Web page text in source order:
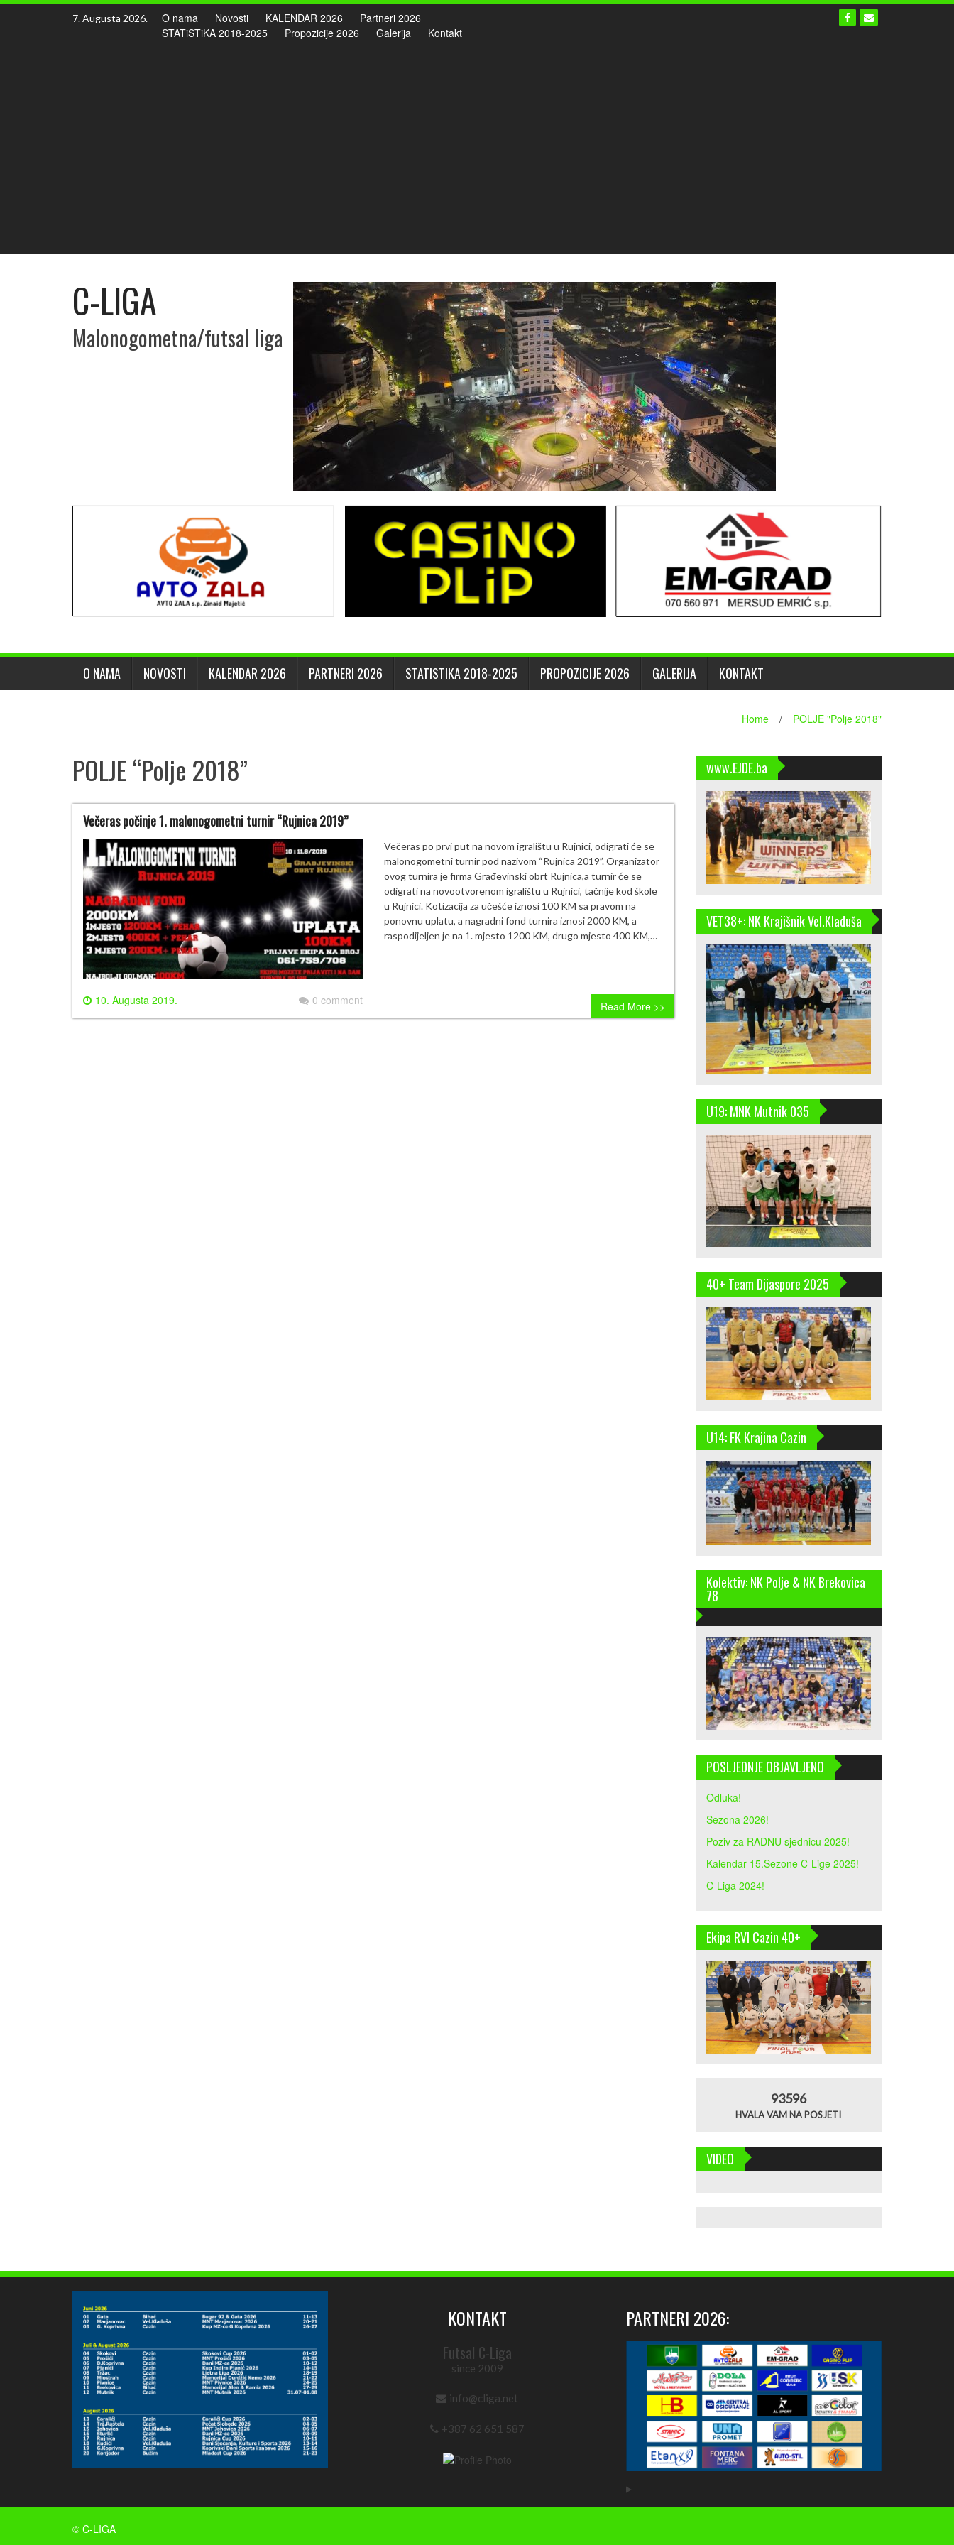
Skip
7. Augusta 2026. O nama Novosti KALENDAR 2026
Partneri 2026
STATiSTiKA 2018-2025
Propozicije 2026 Galerija Kontakt
C-LIGA
Malonogometna/futsal liga
O NAMA NOVOSTI KALENDAR 2026 PARTNERI 2026 STATISTIKA 2018-2025 PROPOZICIJE 2026 GALERIJA KONTAKT
Home / POLJE "Polje 2018"
POLJE “Polje 2018”
Večeras počinje 1. malonogometni turnir “Rujnica 2019”
10. Augusta 2019. 0 comment
Večeras po prvi put na novom igralištu u Rujnici, odigrati će se
malonogometni turnir pod nazivom “Rujnica 2019”. Organizator
ovog turnira je firma Građevinski obrt Rujnica,a turnir će se
odigrati na novootvorenom igralištu u Rujnici, tačnije kod škole
u Rujnici. Kotizacija za učešće iznosi 100 KM sa pravom na
ponovnu uplatu, a nagradni fond turnira iznosi 2000 KM, a
raspodijeljen je na 1. mjesto 1200 KM, drugo mjesto 400 KM,…
Read More >>
www.EJDE.ba
VET38+: NK Krajišnik Vel.Kladuša
U19: MNK Mutnik 035
40+ Team Dijaspore 2025
U14: FK Krajina Cazin
Kolektiv: NK Polje & NK Brekovica
78
POSLJEDNJE OBJAVLJENO
Odluka!
Sezona 2026!
Poziv za RADNU sjednicu 2025!
Kalendar 15.Sezone C-Lige 2025!
C-Liga 2024!
Ekipa RVI Cazin 40+
93596
HVALA VAM NA POSJETI
VIDEO
KONTAKT
Futsal C-Liga
since 2009
info@cliga.net
+387 62 651 587
PARTNERI 2026:
© C-LIGA